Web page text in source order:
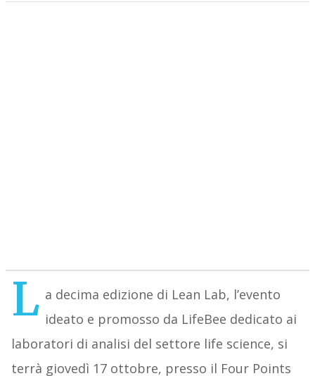
L a decima edizione di Lean Lab, l’evento
ideato e promosso da LifeBee dedicato ai
laboratori di analisi del settore life science, si
terrà giovedì 17 ottobre, presso il Four Points